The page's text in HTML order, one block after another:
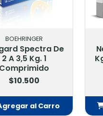
BOEHRINGER
Spectra De
2 A 3,5 Kg. 1
Comprimido
$10.500
al Carro